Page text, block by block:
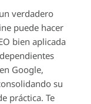
verdadero
puede hacer
bien aplicada
Google,
su
práctica. Te